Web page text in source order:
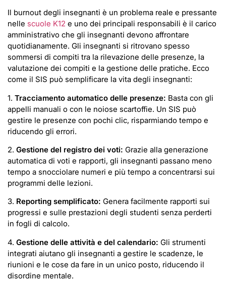
Il burnout degli insegnanti è un problema reale e pressante
nelle scuole K12 e uno dei principali responsabili è il carico
amministrativo che gli insegnanti devono affrontare
quotidianamente. Gli insegnanti si ritrovano spesso
sommersi di compiti tra la rilevazione delle presenze, la
valutazione dei compiti e la gestione delle pratiche. Ecco
come il SIS può semplificare la vita degli insegnanti:
1. Tracciamento automatico delle presenze: Basta con gli
appelli manuali o con le noiose scartoffie. Un SIS può
gestire le presenze con pochi clic, risparmiando tempo e
riducendo gli errori.
2. Gestione del registro dei voti: Grazie alla generazione
automatica di voti e rapporti, gli insegnanti passano meno
tempo a snocciolare numeri e più tempo a concentrarsi sui
programmi delle lezioni.
3. Reporting semplificato: Genera facilmente rapporti sui
progressi e sulle prestazioni degli studenti senza perderti
in fogli di calcolo.
4. Gestione delle attività e del calendario: Gli strumenti
integrati aiutano gli insegnanti a gestire le scadenze, le
riunioni e le cose da fare in un unico posto, riducendo il
disordine mentale.